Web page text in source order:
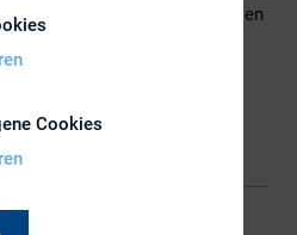
zu ihren Finanzkennzahlen
Sie
Cookies